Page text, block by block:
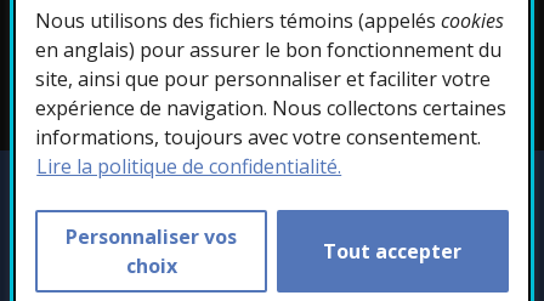
Nous utilisons des fichiers témoins (appeléscookies
en anglais) pour assurer le bon fonctionnement du
site, ainsi que pour personnaliser et faciliter votre
expérience de navigation. Nous collectons certaines
informations, toujours avec votre consentement.
Lire la politique de confidentialité.
Personnaliser vos
choix
Tout accepter
Accessibilité
réservés.
Personnaliser les témoins